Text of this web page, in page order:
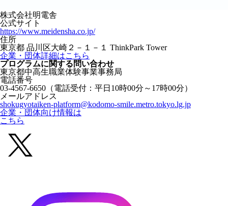
株式会社明電舎
公式サイト
https://www.meidensha.co.jp/
住所
東京都 品川区大崎２－１－１ ThinkPark Tower
企業・団体詳細はこちら
プログラムに関する問い合わせ
東京都中高生職業体験事業事務局
電話番号
03-4567-6650 （電話受付：平日10時00分～17時00分）
メールアドレス
shokugyotaiken-platform@kodomo-smile.metro.tokyo.lg.jp
企業・団体向け情報は
こちら